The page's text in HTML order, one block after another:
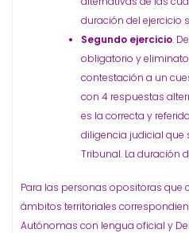
duración del ejercicio
Segundo ejercicio.
obligatorio y
contestación a un
con 4 respuestas
es la correcta y
diligencia judicial que
Tribunal. La duración
Para las personas opositoras que
ámbitos territoriales
Autónomas con lengua oficial y